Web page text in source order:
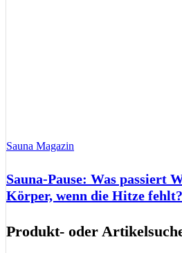
Sauna Magazin
Sauna-Pause: Was
Körper, wenn die Hitze fehlt?
Produkt- oder